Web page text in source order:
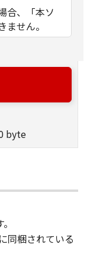
合、「本ソ
せん。
製品」を利
」に直接
ウェア」を
て表示す
実行する
）するため
ワークを
で、かかる
ソフトウ
byte
同梱されている